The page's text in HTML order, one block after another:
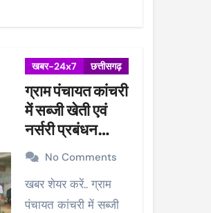
खबर-24x7 छत्तीसगढ़
ग्राम पंचायत कांचरी
में सब्जी खेती एवं
नर्सरी प्रबंधन
प्रशिक्षण का शुभारंभ
No Comments
खबर शेयर करें.. ग्राम
पंचायत कांचरी में सब्जी